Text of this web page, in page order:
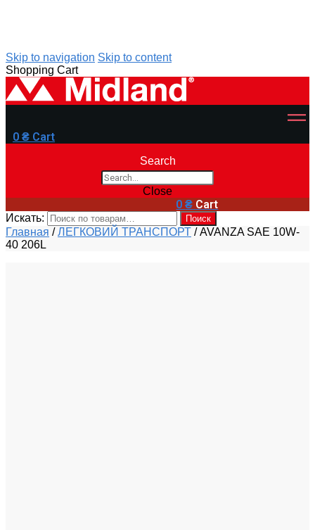
Skip to navigation Skip to content
Shopping Cart
0 ₴ Cart
Search
Close
0₴ Cart
Искать: Поиск
Главная /ЛЕГКОВИЙ ТРАНСПОРТ /AVANZA SAE 10W-
40 206L